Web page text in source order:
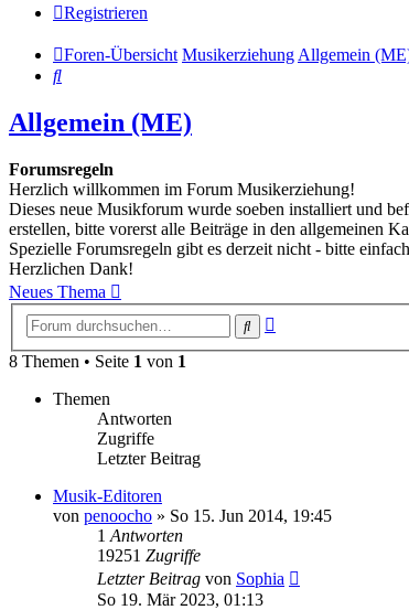
Registrieren
Foren-Übersicht MusikerziehungAllgemein
Suche
Allgemein (ME)
Forumsregeln
Herzlich willkommen im Forum Musikerziehung!
Dieses neue Musikforum wurde soeben installiert und
erstellen, bitte vorerst alle Beiträge in den allgemeinen
Spezielle Forumsregeln gibt es derzeit nicht - bitte
Herzlichen Dank!
Neues Thema
Suche
8 Themen • Seite 1 von 1
Themen
Antworten
Zugriffe
Letzter Beitrag
Musik-Editoren
von penoocho » So 15. Jun 2014, 19:45
1 Antworten
19251 Zugriffe
Letzter Beitrag von Sophia
So 19. Mär 2023, 01:13